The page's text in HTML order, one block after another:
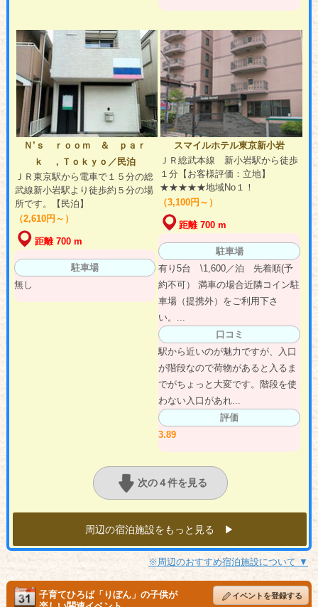
Ｎ’ｓ ｒｏｏｍ ＆ ｐａｒ
ｋ ，Ｔｏｋｙｏ／民泊
ＪＲ東京駅から電車で１５分の総
武線新小岩駅より徒歩約５分の場
所です。【民泊】
（2,610円～）
距離 700 m
駐車場
無し
スマイルホテル東京新小岩
ＪＲ総武本線 新小岩駅から徒歩
１分【お客様評価：立地】
★★★★★地域No１！
（3,100円～）
距離 700 m
駐車場
有り5台 \1,600／泊 先着順(予
約不可） 満車の場合近隣コイン駐
車場（提携外）をご利用下さ
い。...
口コミ
駅から近いのが魅力ですが、入口
が階段なので荷物があると入るま
でがちょっと大変です。階段を使
わない入口があれ...
評価
3.89
次の４件を見る
周辺の宿泊施設をもっと見る ▶︎
※周辺のおすすめ宿泊施設について ▼
子育てひろば「りぼん」の子供が
イベントを登録する